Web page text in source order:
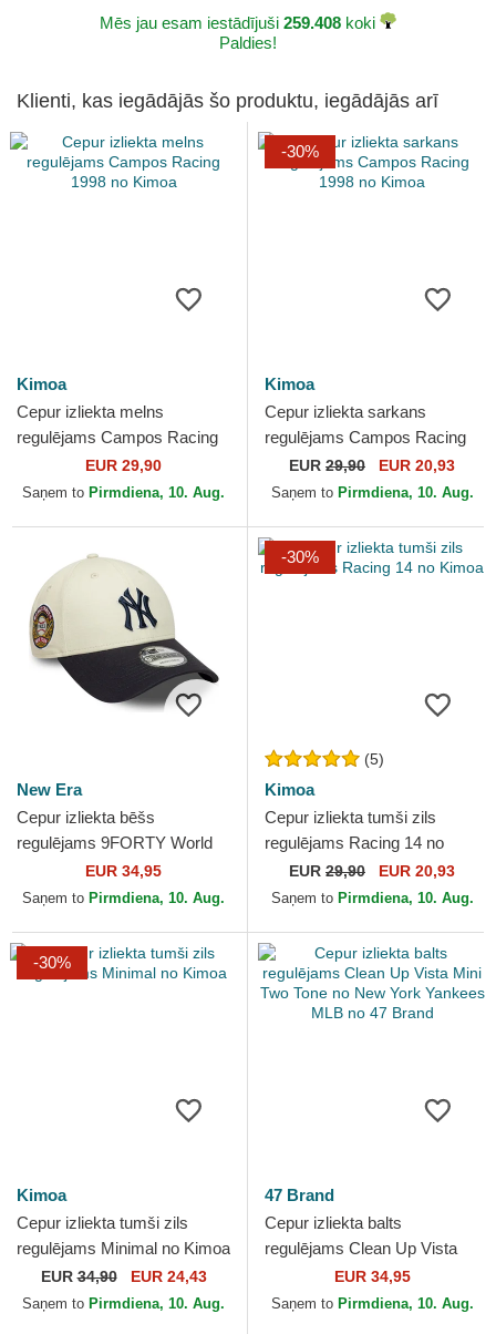
Mēs jau esam iestādījuši 259.408 koki
Paldies!
Klienti, kas iegādājās šo produktu, iegādājās arī
Kimoa
Cepur izliekta melns
regulējams Campos Racing
1998 no KimoaEUR 29,90
Saņem to Pirmdiena, 10. Aug.
-30%
Kimoa
Cepur izliekta sarkans
regulējams Campos Racing
1998 no Kimoa
EUR 29,90 EUR 20,93
Saņem to Pirmdiena, 10. Aug.
New Era
Cepur izliekta bēšs
regulējams 9FORTY World
Series no New York Yankees
MLB no New Era
EUR 34,95
Saņem to Pirmdiena, 10. Aug.
-30%
(5)
Kimoa
Cepur izliekta tumši zils
regulējams Racing 14 no
Kimoa
EUR 29,90 EUR 20,93
Saņem to Pirmdiena, 10. Aug.
-30%
Kimoa
Cepur izliekta tumši zils
regulējams Minimal no Kimoa
EUR34,90 EUR 24,43
Saņem to Pirmdiena, 10. Aug.
47 Brand
Cepur izliekta balts
regulējams Clean Up Vista
Mini Two Tone no New York
Yankees MLB no 47 Brand
EUR 34,95
Saņem to Pirmdiena, 10. Aug.